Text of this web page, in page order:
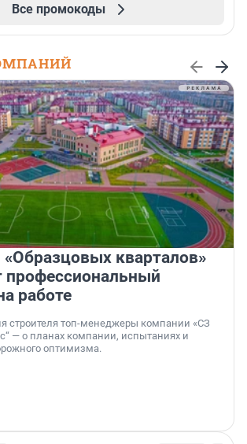
Все промокоды
«Образцовых кварталов»
профессиональный
работе
строителя топ-менеджеры компании «СЗ
— о планах компании, испытаниях и
оптимизма.